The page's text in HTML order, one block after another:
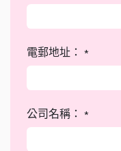
電郵地址： *
公司名稱： *